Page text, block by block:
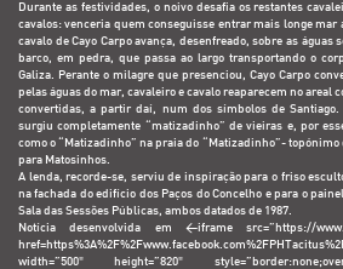
Durante as festividades, o noivo desafia os restantes
cavalos: venceria quem conseguisse entrar mais longe mar
cavalo de Cayo Carpo avança, desenfreado, sobre as
barco, em pedra, que passa ao largo transportando o
Galiza. Perante o milagre que presenciou, Cayo Carpo
pelas águas do mar, cavaleiro e cavalo reaparecem no areal
convertidas, a partir daí, num dos símbolos de Santiago.
surgiu completamente “matizadinho” de vieiras e, por
como o “Matizadinho” na praia do “Matizadinho”-
para Matosinhos.
A lenda, recorde-se, serviu de inspiração para o friso
na fachada do edifício dos Paços do Concelho e para o
Sala das Sessões Públicas, ambos datados de 1987.
Notícia desenvolvida em <iframe src=”https://
width=”500″ height=”820″